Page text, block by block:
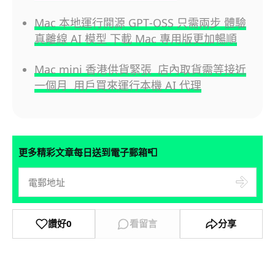
Mac 本地運行開源 GPT‑OSS 只需兩步 體驗
真離線 AI 模型 下載 Mac 專用版更加暢順
Mac mini 香港供貨緊張 店內取貨需等接近
一個月 用戶買來運行本機 AI 代理
更多精彩文章每日送到電子郵箱📮
讚好0 看留言 分享